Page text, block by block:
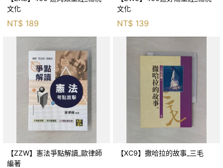
文化
NT$ 189
文化
NT$ 139
【ZZW】憲法爭點解讀_歐律師
編著
【XC9】撒哈拉的故事_三毛